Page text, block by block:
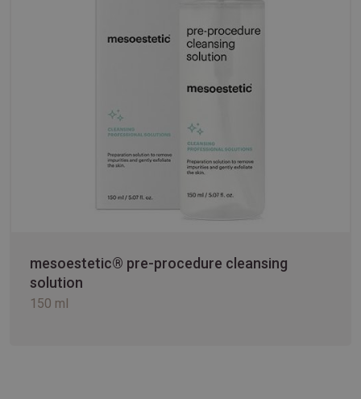
mesoestetic® pre-procedure cleansing
solution
150 ml